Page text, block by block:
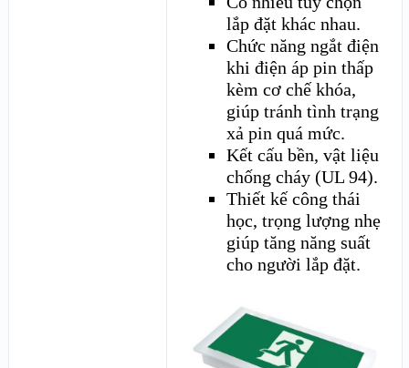
lắp đặt khác nhau.
Chức năng ngắt điện
khi điện áp pin thấp
kèm cơ chế khóa,
giúp tránh tình trạng
xả pin quá mức.
Kết cấu bền, vật liệu
chống cháy (UL 94).
Thiết kế công thái
học, trọng lượng nhẹ
giúp tăng năng suất
cho người lắp đặt.